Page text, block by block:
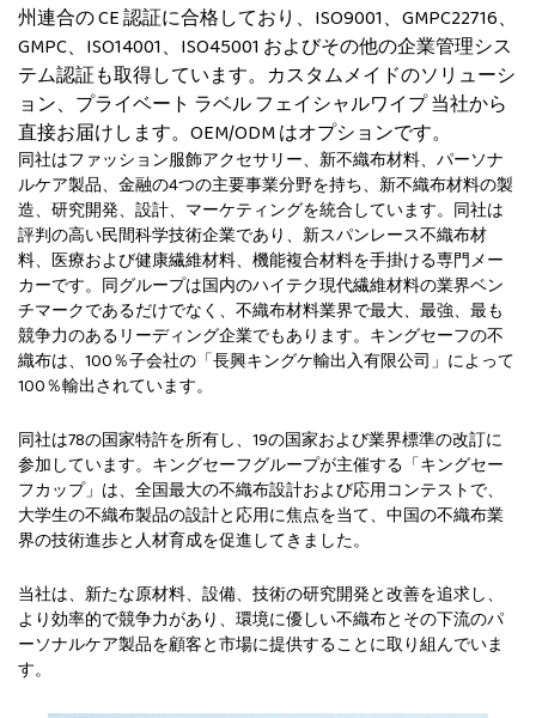
州連合の CE 認証に合格しており、ISO9001、GMPC22716、
GMPC、ISO14001、ISO45001 およびその他の企業管理シス
テム認証も取得しています。カスタムメイドのソリューシ
ョン、プライベート ラベル フェイシャルワイプ 当社から
直接お届けします。OEM/ODM はオプションです。
同社はファッション服飾アクセサリー、新不織布材料、パーソナ
ルケア製品、金融の4つの主要事業分野を持ち、新不織布材料の製
造、研究開発、設計、マーケティングを統合しています。同社は
評判の高い民間科学技術企業であり、新スパンレース不織布材
料、医療および健康繊維材料、機能複合材料を手掛ける専門メー
カーです。同グループは国内のハイテク現代繊維材料の業界ベン
チマークであるだけでなく、不織布材料業界で最大、最強、最も
競争力のあるリーディング企業でもあります。キングセーフの不
織布は、100％子会社の「長興キングケ輸出入有限公司」によって
100％輸出されています。
同社は78の国家特許を所有し、19の国家および業界標準の改訂に
参加しています。キングセーフグループが主催する「キングセー
フカップ」は、全国最大の不織布設計および応用コンテストで、
大学生の不織布製品の設計と応用に焦点を当て、中国の不織布業
界の技術進歩と人材育成を促進してきました。
当社は、新たな原材料、設備、技術の研究開発と改善を追求し、
より効率的で競争力があり、環境に優しい不織布とその下流のパ
ーソナルケア製品を顧客と市場に提供することに取り組んでいま
す。